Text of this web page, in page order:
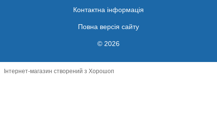
Контактна інформація
Повна версія сайту
© 2026
Інтернет-магазин створений з Хорошоп